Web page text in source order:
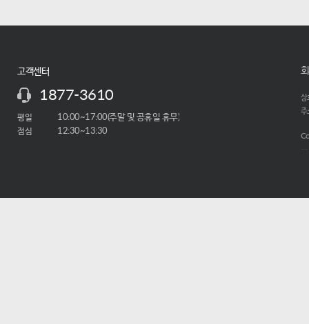
고객센터
1877-3610
평일 10:00~17:00(주말 및 공휴일 휴무)
점심 12:30~13:30
상
주